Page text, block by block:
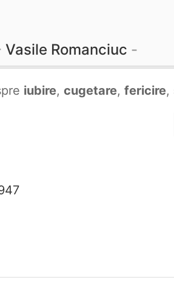
Vasile Romanciuc
iubire, cugetare, fericire,